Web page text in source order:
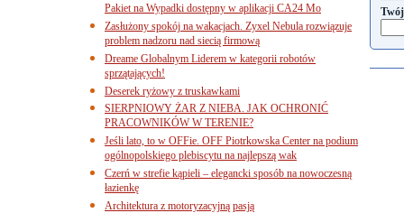
Pakiet na Wypadki dostępny w aplikacji CA24 Mo
Zasłużony spokój na wakacjach. Zyxel Nebula rozwiązuje
problem nadzoru nad siecią firmową
Dreame Globalnym Liderem w kategorii robotów
sprzątających!
Deserek ryżowy z truskawkami
SIERPNIOWY ŻAR Z NIEBA. JAK OCHRONIĆ
PRACOWNIKÓW W TERENIE?
Jeśli lato, to w OFFie. OFF Piotrkowska Center na podium
ogólnopolskiego plebiscytu na najlepszą wak
Czerń w strefie kąpieli – elegancki sposób na nowoczesną
łazienkę
Architektura z motoryzacyjną pasją